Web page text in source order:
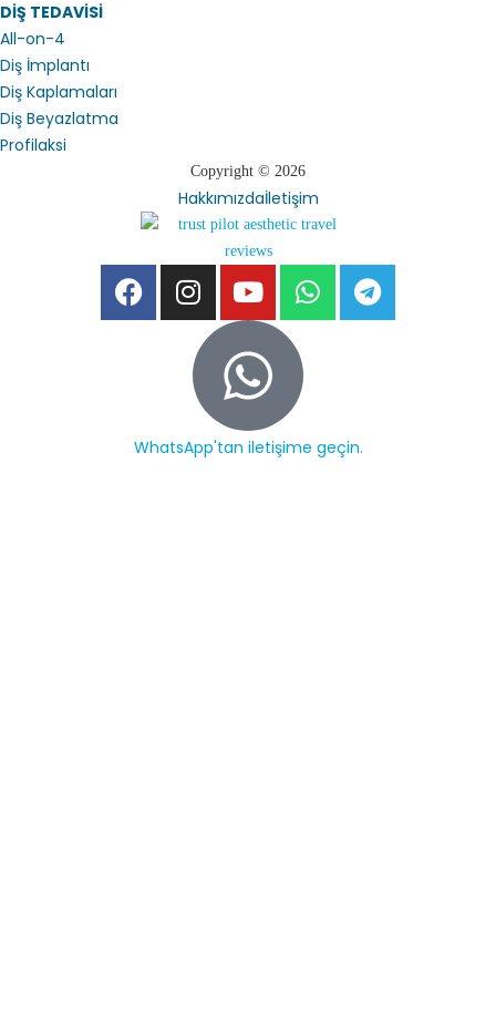
DİŞ TEDAVİSİ
All-on-4
Diş İmplantı
Diş Kaplamaları
Diş Beyazlatma
Profilaksi
Copyright © 2026
Hakkımızdaİletişim
WhatsApp'tan iletişime geçin.